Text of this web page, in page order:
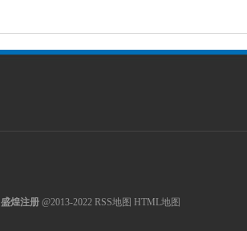
盛煌注册 @2013-2022 RSS地图 HTML地图